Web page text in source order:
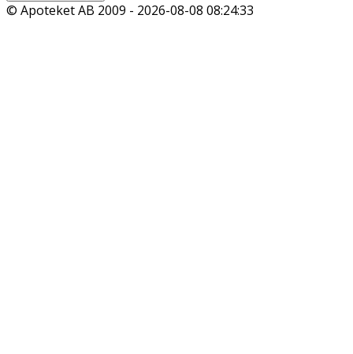
© Apoteket AB 2009 - 2026-08-08 08:24:33